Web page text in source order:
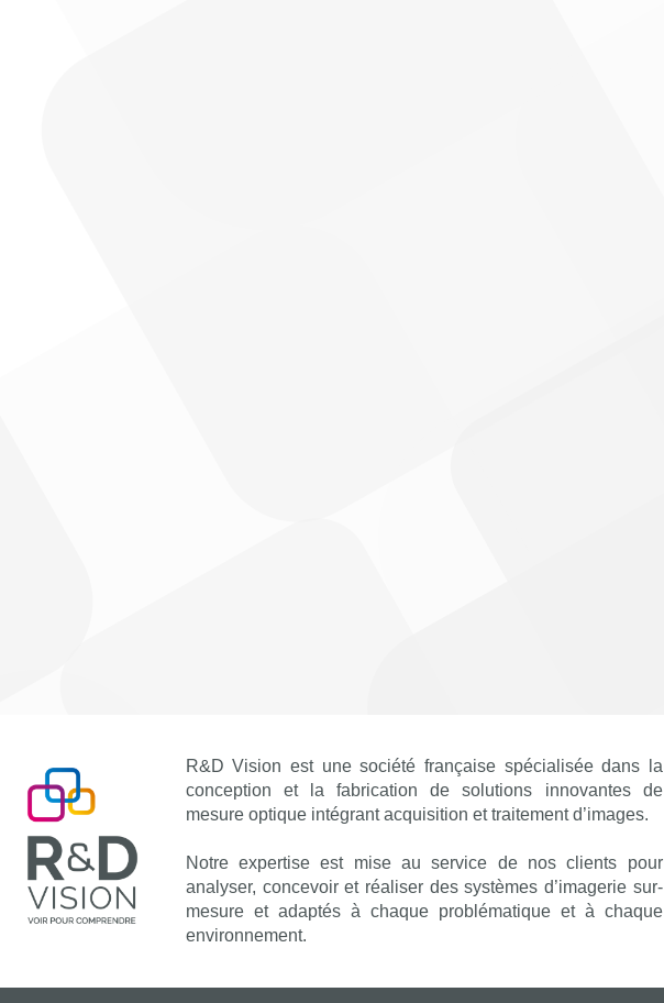
R&D Vision est une société française spécialisée dans la
conception et la fabrication de solutions innovantes de
mesure optique intégrant acquisition et traitement d’images.
Notre expertise est mise au service de nos clients pour
analyser, concevoir et réaliser des systèmes d’imagerie sur-
mesure et adaptés à chaque problématique et à chaque
environnement.